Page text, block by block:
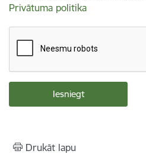
Privātuma politika
Drukāt lapu